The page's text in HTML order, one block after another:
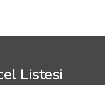
Listesi